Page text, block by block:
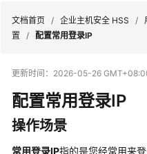
新
动
态
文档首页 / 企业主机安全 HSS /
置
/ 配置常用登录IP
更新时间： 2026-05-26
配置常用登录IP
操作场景
常用登录IP指的是您经常用来